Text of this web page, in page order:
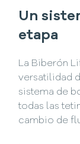
Un
etapa
La Biberón
versatilidad
sistema de
todas las
cambio de